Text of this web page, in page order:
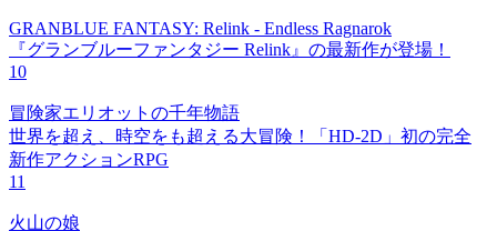
GRANBLUE FANTASY: Relink - Endless Ragnarok
『グランブルーファンタジー Relink』の最新作が登場！
10
冒険家エリオットの千年物語
世界を超え、時空をも超える大冒険！「HD-2D」初の完全
新作アクションRPG
11
火山の娘